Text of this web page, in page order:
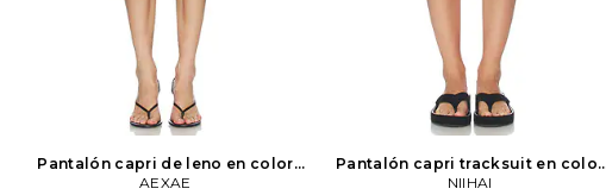
Pantalón capri de leno en color
negro AEXAE
AEXAE
Pantalón capri tracksuit en color
negro NIIHAI
NIIHAI